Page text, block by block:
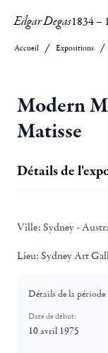
Edgar Degas1834–
Accueil Expositions
Modern
Matisse
Détails de
Ville: Sydney -
Lieu: Sydney Art
Détails de la période
Date de début:
10 avril 1975